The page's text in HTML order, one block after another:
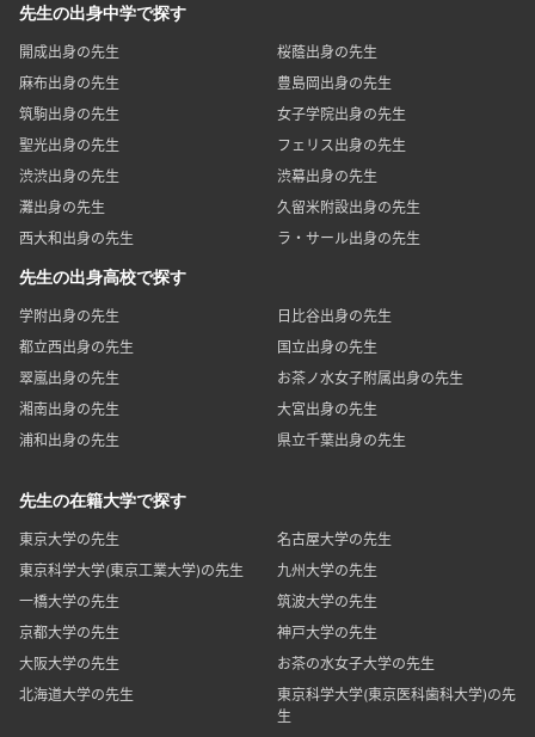
先生の出身中学で探す
開成出身の先生
桜蔭出身の先生
麻布出身の先生
豊島岡出身の先生
筑駒出身の先生
女子学院出身の先生
聖光出身の先生
フェリス出身の先生
渋渋出身の先生
渋幕出身の先生
灘出身の先生
久留米附設出身の先生
西大和出身の先生
ラ・サール出身の先生
先生の出身高校で探す
学附出身の先生
日比谷出身の先生
都立西出身の先生
国立出身の先生
翠嵐出身の先生
お茶ノ水女子附属出身の先生
湘南出身の先生
大宮出身の先生
浦和出身の先生
県立千葉出身の先生
先生の在籍大学で探す
東京大学の先生
名古屋大学の先生
東京科学大学(東京工業大学)の先生
九州大学の先生
一橋大学の先生
筑波大学の先生
京都大学の先生
神戸大学の先生
大阪大学の先生
お茶の水女子大学の先生
北海道大学の先生
東京科学大学(東京医科歯科大学)の先
生